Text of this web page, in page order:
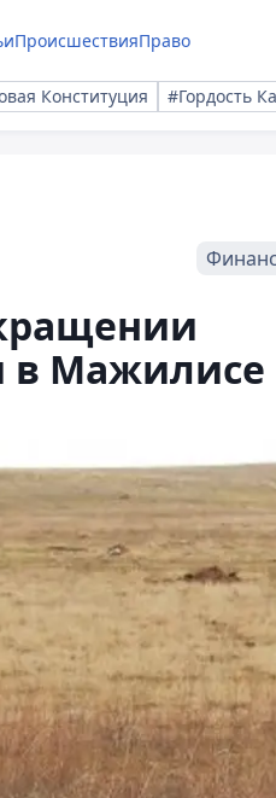
ПроисшествияПраво
Конституция #Гордость
в Мажилисе